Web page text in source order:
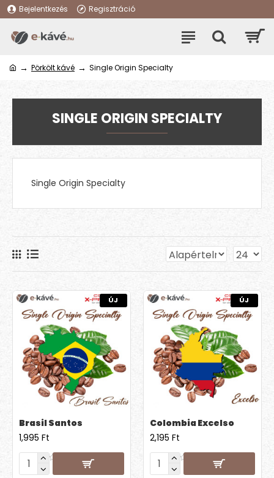
Bejelentkezés Regisztráció
Pörkölt kávé Single Origin Specialty
SINGLE ORIGIN SPECIALTY
Single Origin Specialty
ÚJ
Brasil Santos
1,995 Ft
ÚJ
Colombia Excelso
2,195 Ft